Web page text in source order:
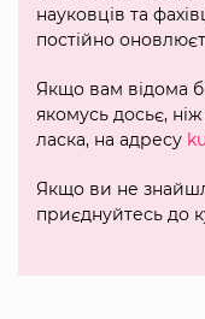
науковців та
постійно
Якщо вам відома
якомусь досьє,
ласка, на адресу
Якщо ви не
приєднуйтесь до